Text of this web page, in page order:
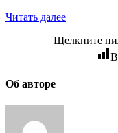
Читать далее
Щелкните
Об авторе